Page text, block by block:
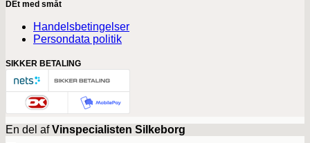
DEt med småt
Handelsbetingelser
Persondata politik
SIKKER BETALING
En del afVinspecialisten Silkeborg